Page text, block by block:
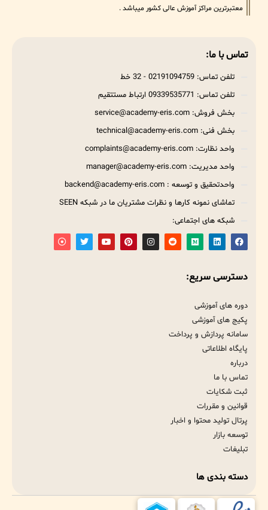
معتبرترین مراکز آموزش عالی کشور میباشد .
تماس با ما:
تلفن تماس: 02191094759 - 32 خط
تلفن تماس: 09339535771 ارتباط مستتقیم
بخش فروش: service@academy-eris.com
بخش فنی: technical@academy-eris.com
واحد نظارت: complaints@academy-eris.com
واحد مدیریت: manager@academy-eris.com
واحدتحقیق و توسعه : backend@academy-eris.com
تماشای نمونه کارها و نظرات مشتریان ما در شبکه SEEN
شبکه های اجتماعی:
دسترسی سریع:
دوره های آموزشی
پکیج های آموزشی
سامانه پردازش و پرداخت
پایگاه اطلاعاتی
درباره
تماس با ما
ثبت شکایات
قوانین و مقررات
پرتال تولید محتوا و اخبار
توسعه بازار
تبلیغات
دسته بندی ها